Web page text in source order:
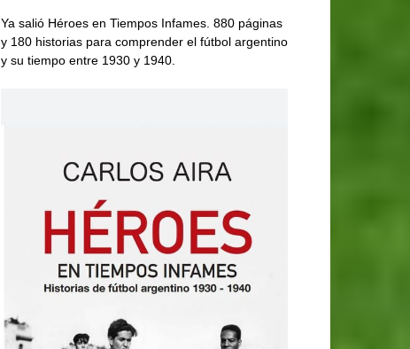
Ya salió Héroes en Tiempos Infames. 880 páginas
y 180 historias para comprender el fútbol argentino
y su tiempo entre 1930 y 1940.